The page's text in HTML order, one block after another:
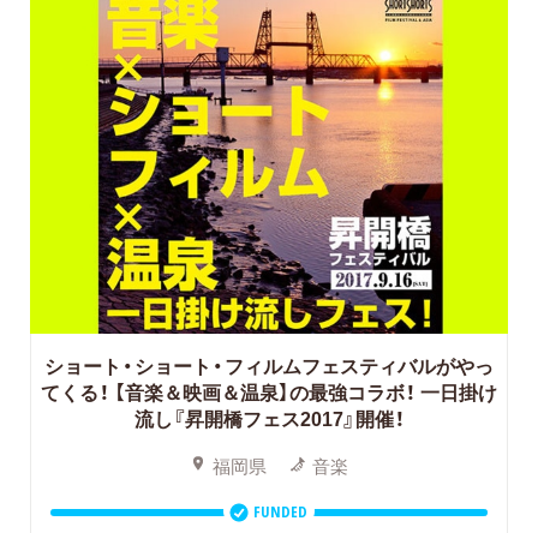
ショート・ショート・フィルムフェスティバルがやっ
てくる！ 【音楽＆映画＆温泉】の最強コラボ！ 一日掛け
流し『昇開橋フェス2017』開催！
福岡県 音楽
FUNDED